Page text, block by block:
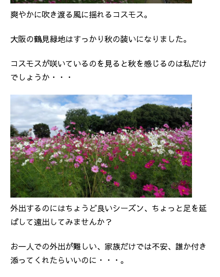
爽やかに吹き渡る風に揺れるコスモス。
大阪の鶴見緑地はすっかり秋の装いになりました。
コスモスが咲いているのを見ると秋を感じるのは私だけ
でしょうか・・・
外出するのにはちょうど良いシーズン、ちょっと足を延
ばして遠出してみませんか？
お一人での外出が難しい、家族だけでは不安、誰か付き
添ってくれたらいいのに・・・。